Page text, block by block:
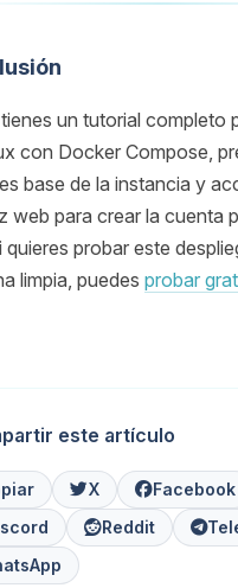
un tutorial completo
con Docker Compose,
base de la instancia y
web para crear la cuenta
quieres probar este
limpia, puedes probar
este artículo
X Facebook
Reddit